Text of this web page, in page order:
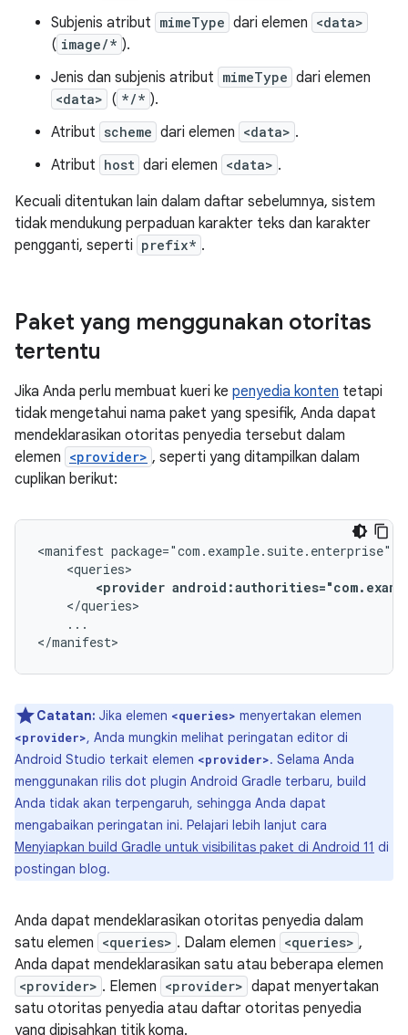
Subjenis atribut mimeType dari elemen <data>
( image/* ).
Jenis dan subjenis atribut mimeType dari elemen
<data> ( */* ).
Atribut scheme dari elemen <data> .
Atribut host dari elemen <data> .
Kecuali ditentukan lain dalam daftar sebelumnya, sistem
tidak mendukung perpaduan karakter teks dan karakter
pengganti, seperti prefix* .
Paket yang menggunakan otoritas
tertentu
Jika Anda perlu membuat kueri ke penyedia konten tetapi
tidak mengetahui nama paket yang spesifik, Anda dapat
mendeklarasikan otoritas penyedia tersebut dalam
elemen <provider> , seperti yang ditampilkan dalam
cuplikan berikut:
<manifest
<provider
...
</manifest>
Catatan: Jika elemen <queries> menyertakan elemen
<provider>, Anda mungkin melihat peringatan editor di
Android Studio terkait elemen <provider>. Selama Anda
menggunakan rilis dot plugin Android Gradle terbaru, build
Anda tidak akan terpengaruh, sehingga Anda dapat
mengabaikan peringatan ini. Pelajari lebih lanjut cara
Menyiapkan build Gradle untuk visibilitas paket di Android 11 di
postingan blog.
Anda dapat mendeklarasikan otoritas penyedia dalam
satu elemen <queries> . Dalam elemen <queries> ,
Anda dapat mendeklarasikan satu atau beberapa elemen
<provider> . Elemen <provider> dapat menyertakan
satu otoritas penyedia atau daftar otoritas penyedia
yang dipisahkan titik koma.